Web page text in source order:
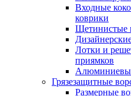
Входные
коврики
Щетинистые
Лотки и
приямков
Грязезащитные
Размерные